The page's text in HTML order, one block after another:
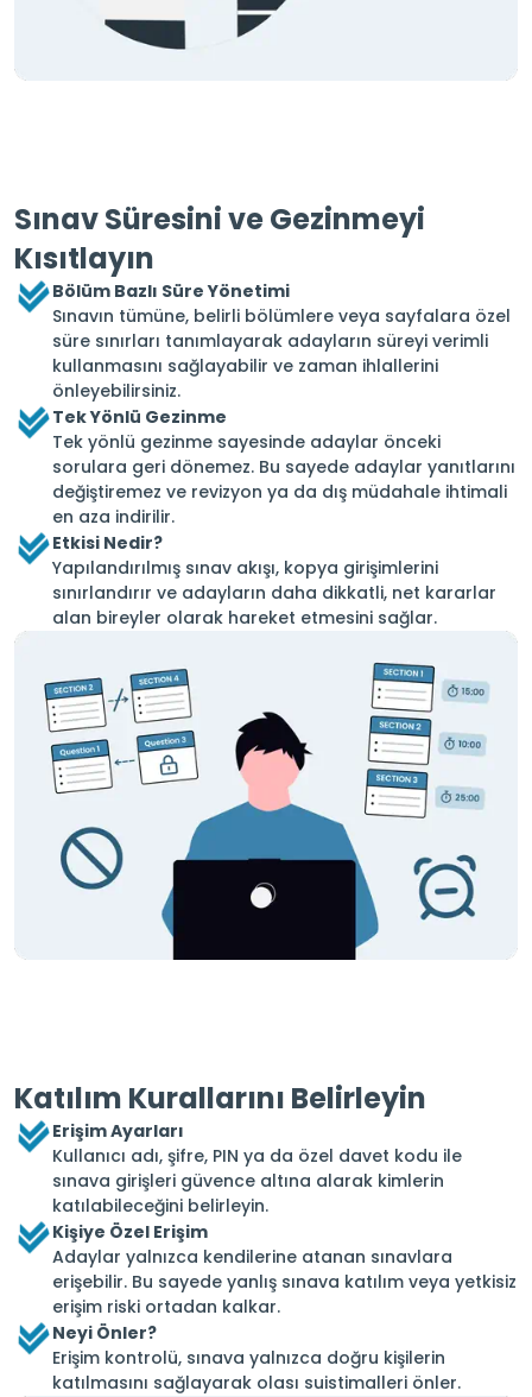
Sınav Süresini ve Gezinmeyi
Kısıtlayın
Bölüm Bazlı Süre Yönetimi
Sınavın tümüne, belirli bölümlere veya sayfalara özel
süre sınırları tanımlayarak adayların süreyi verimli
kullanmasını sağlayabilir ve zaman ihlallerini
önleyebilirsiniz.
Tek Yönlü Gezinme
Tek yönlü gezinme sayesinde adaylar önceki
sorulara geri dönemez. Bu sayede adaylar yanıtlarını
değiştiremez ve revizyon ya da dış müdahale ihtimali
en aza indirilir.
Etkisi Nedir?
Yapılandırılmış sınav akışı, kopya girişimlerini
sınırlandırır ve adayların daha dikkatli, net kararlar
alan bireyler olarak hareket etmesini sağlar.
Katılım Kurallarını Belirleyin
Erişim Ayarları
Kullanıcı adı, şifre, PIN ya da özel davet kodu ile
sınava girişleri güvence altına alarak kimlerin
katılabileceğini belirleyin.
Kişiye Özel Erişim
Adaylar yalnızca kendilerine atanan sınavlara
erişebilir. Bu sayede yanlış sınava katılım veya yetkisiz
erişim riski ortadan kalkar.
Neyi Önler?
Erişim kontrolü, sınava yalnızca doğru kişilerin
katılmasını sağlayarak olası suistimalleri önler.